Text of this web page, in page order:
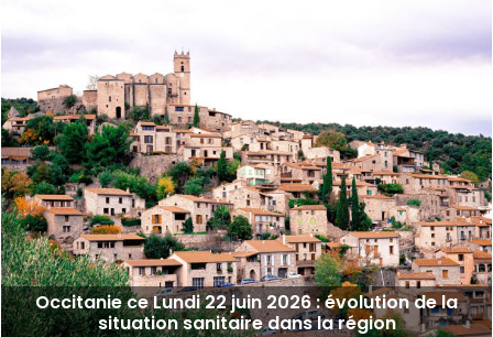
Occitanie ce Lundi 22 juin 2026 : évolution de la
situation sanitaire dans la région